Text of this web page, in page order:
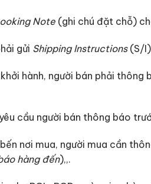
Note (ghi chú đặt chỗ)
gửi Shipping Instructions(S/I)
hành, người bán phải
cầu người bán thông báo
nơi mua, người mua cần
hàng đến),,.